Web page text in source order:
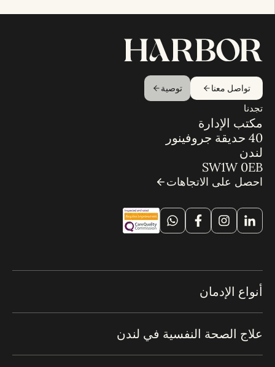
تواصل معنا توصية
تجدنا
مكتب الإدارة
40 حديقة جروفينور
لندن
SW1W 0EB
احصل على الاتجاهات
أنواع الإدمان
علاج الصحة النفسية في لندن